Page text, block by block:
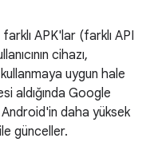
APK'lar (farklı API
cihazı,
kullanmaya uygun hale
aldığında Google
Android'in daha yüksek
günceller.